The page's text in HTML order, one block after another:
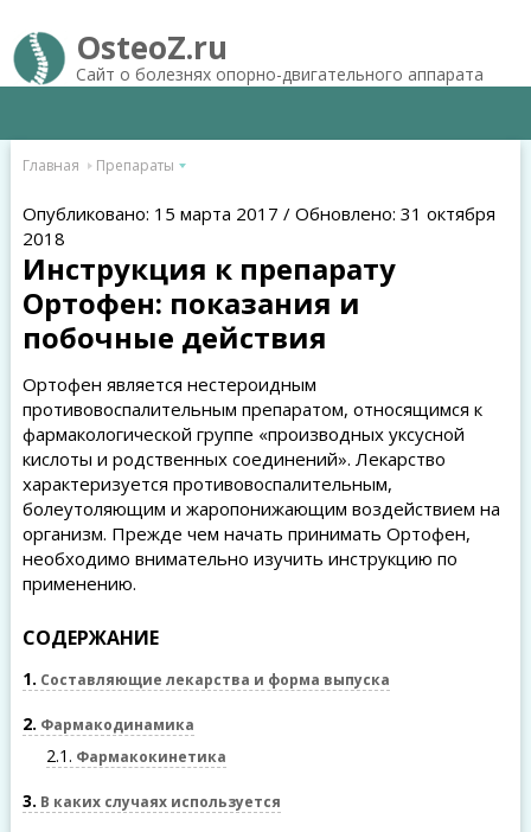
OsteoZ.ru
Сайт о болезнях опорно-двигательного аппарата
Главная Препараты
Опубликовано: 15 марта 2017 / Обновлено: 31 октября
2018
Инструкция к препарату
Ортофен: показания и
побочные действия
Ортофен является нестероидным
противовоспалительным препаратом, относящимся к
фармакологической группе «производных уксусной
кислоты и родственных соединений». Лекарство
характеризуется противовоспалительным,
болеутоляющим и жаропонижающим воздействием на
организм. Прежде чем начать принимать Ортофен,
необходимо внимательно изучить инструкцию по
применению.
СОДЕРЖАНИЕ
1 Составляющие лекарства и форма выпуска
2 Фармакодинамика
2.1 Фармакокинетика
3 В каких случаях используется